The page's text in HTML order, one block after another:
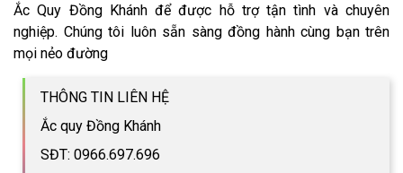
Ắc Quy Đồng Khánh để được hỗ trợ tận tình và chuyên
nghiệp. Chúng tôi luôn sẵn sàng đồng hành cùng bạn trên
mọi nẻo đường
THÔNG TIN LIÊN HỆ
Ắc quy Đồng Khánh
SĐT: 0966.697.696